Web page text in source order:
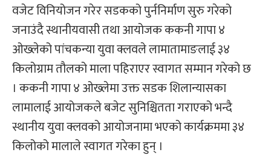
वजेट विनियोजन गरेर सडकको पुर्ननिर्माण सुरु गरेको
जनाउंदै स्थानीयवासी तथा आयोजक ककनी गापा ४
ओख्लेको पांचकन्या युवा क्लवले लामातामाङलाई ३४
किलोग्राम तौलको माला पहिराएर स्वागत सम्मान गरेको छ
। ककनी गापा ४ ओख्लेमा उक्त सडक शिलान्यासका
लामालाई आयोजकले बजेट सुनिश्चितता गराएको भन्दै
स्थानीय युवा क्लवको आयोजनामा भएको कार्यक्रममा ३४
किलोको मालाले स्वागत गरेका हुन् ।